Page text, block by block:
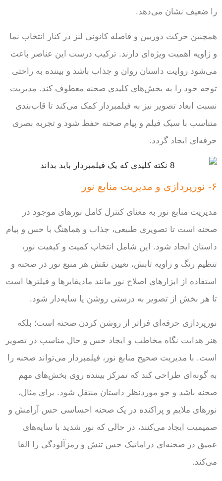
را ضعیف نشان می‌دهد.
همچنین حرکت دوربین و فاصله کانونی لنز در کنار انتخاب نما
و زاویه اهمیت ویژه‌ای دارند. ترکیب درست این عناصر باعث
می‌شود روایت داستان روان و جذاب باشد و بیننده به راحتی
توجه خود را به بخش‌های کلیدی صحنه معطوف کند. مدیریت
نسبت ابعاد تصویر نیز به فیلمبردار کمک می‌کند تا قاب‌بندی
متناسب با سبک فیلم و پیام صحنه حفظ شود و تجربه بصری
حرفه‌ای ایجاد گردد.
۶- نورپردازی و مدیریت منابع نور
مدیریت منابع نور به معنای کنترل کامل نورهای موجود در
صحنه است تا تصویری طبیعی، جذاب و هماهنگ با حس و پیام
داستان ایجاد شود. این شامل انتخاب کمیت و کیفیت نور،
تنظیم رنگ و زاویه تابش، تعیین نقش هر منبع نور در صحنه و
استفاده از ابزارهای اصلاح نور مانند مادیفایرها و فیلترها است
تا هر بخش از تصویر به درستی روشن یا سایه‌دار شود.
نورپردازی حرفه‌ای فراتر از روشن کردن صحنه است؛ بلکه
هنر هدایت نگاه مخاطب و ایجاد حس و حال مناسب در تصویر
است. با مدیریت صحیح منابع نور، فیلمبردار می‌تواند صحنه را
به گونه‌ای طراحی کند که تمرکز بیننده روی بخش‌های مهم
صحنه باشد و جو موردنظر داستان منتقل شود. برای مثال،
نورهای ملایم و پراکنده در یک صحنه احساسی حس آرامش و
صمیمیت ایجاد می‌کنند، در حالی که نور شدید با سایه‌های
عمیق در صحنه‌ای دراماتیک حس تنش و رمزآلودگی را القا
می‌کند.